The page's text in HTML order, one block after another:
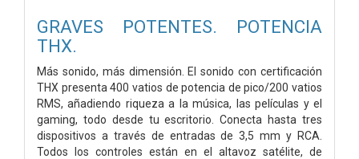
GRAVES POTENTES. POTENCIA
THX.
Más sonido, más dimensión. El sonido con certificación
THX presenta 400 vatios de potencia de pico/200 vatios
RMS, añadiendo riqueza a la música, las películas y el
gaming, todo desde tu escritorio. Conecta hasta tres
dispositivos a través de entradas de 3,5 mm y RCA.
Todos los controles están en el altavoz satélite, de